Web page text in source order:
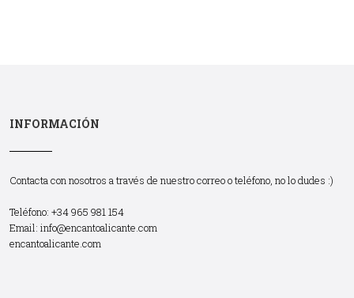
INFORMACIÓN
Contacta con nosotros a través de nuestro correo o teléfono, no lo dudes :)
Teléfono: +34 965 981 154
Email: info@encantoalicante.com
encantoalicante.com